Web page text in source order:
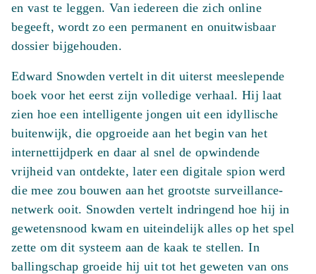
en vast te leggen. Van iedereen die zich online
begeeft, wordt zo een permanent en onuitwisbaar
dossier bijgehouden.
Edward Snowden vertelt in dit uiterst meeslepende
boek voor het eerst zijn volledige verhaal. Hij laat
zien hoe een intelligente jongen uit een idyllische
buitenwijk, die opgroeide aan het begin van het
internettijdperk en daar al snel de opwindende
vrijheid van ontdekte, later een digitale spion werd
die mee zou bouwen aan het grootste surveillance-
netwerk ooit. Snowden vertelt indringend hoe hij in
gewetensnood kwam en uiteindelijk alles op het spel
zette om dit systeem aan de kaak te stellen. In
ballingschap groeide hij uit tot het geweten van ons